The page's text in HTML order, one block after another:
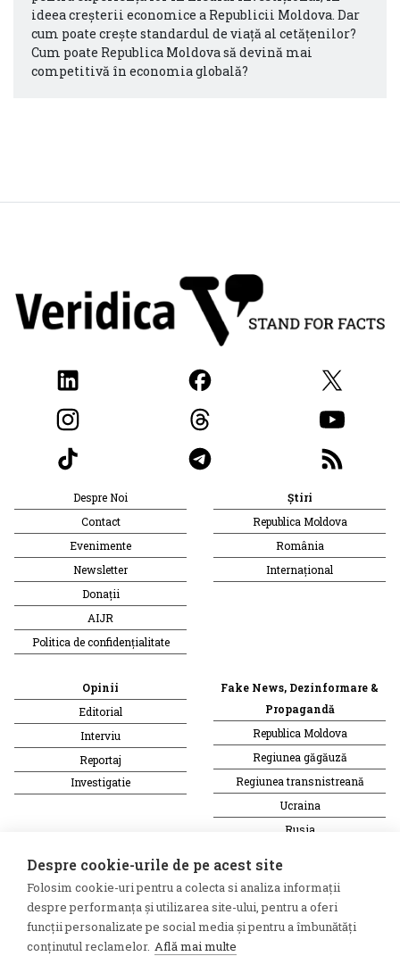
ideea creșterii economice a Republicii Moldova. Dar
cum poate crește standardul de viață al cetățenilor?
Cum poate Republica Moldova să devină mai
competitivă în economia globală?
Despre Noi
Contact
Evenimente
Newsletter
Donații
AIJR
Politica de confidențialitate
Știri
Republica Moldova
România
Internațional
Opinii
Editorial
Interviu
Reportaj
Investigatie
Fake News, Dezinformare &
Propagandă
Republica Moldova
Regiunea găgăuză
Regiunea transnistreană
Ucraina
Rusia
Presa rusă independentă
Presa rusa pro-Kremlin
Presa din regiunea găgăuză
Presa din regiunea
Reportaj video
Interviu video
Despre cookie-urile de pe acest site
Folosim cookie-uri pentru a colecta si analiza informații
despre performanța și utilizarea site-ului, pentru a oferi
funcții personalizate pe social media și pentru a îmbunătăți
conținutul reclamelor. Află mai multe